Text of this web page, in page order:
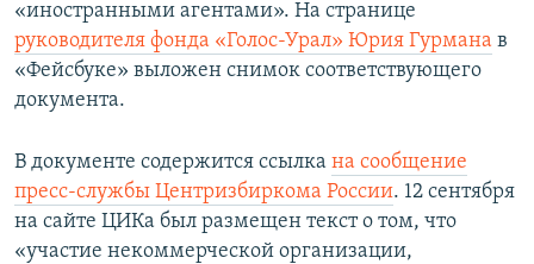
«иностранными агентами». На странице
руководителя фонда «Голос-Урал» Юрия Гурмана в
«Фейсбуке» выложен снимок соответствующего
документа.
В документе содержится ссылка на сообщение
пресс-службы Центризбиркома России. 12 сентября
на сайте ЦИКа был размещен текст о том, что
«участие некоммерческой организации,